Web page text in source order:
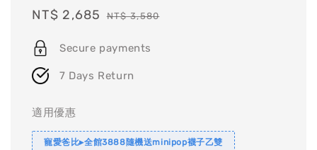
Sale
NT$ 2,685 Regular
NT$ 3,580
Secure payments
7 Days Return
適用優惠
寵愛爸比▸全館3888隨機送minipop襪子乙雙